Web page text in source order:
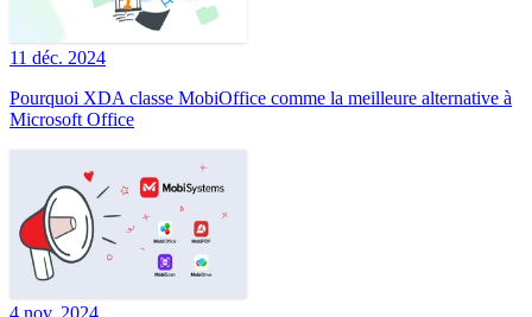
11 déc. 2024
Pourquoi XDA classe MobiOffice comme la meilleure alternative à
Microsoft Office
4 nov. 2024